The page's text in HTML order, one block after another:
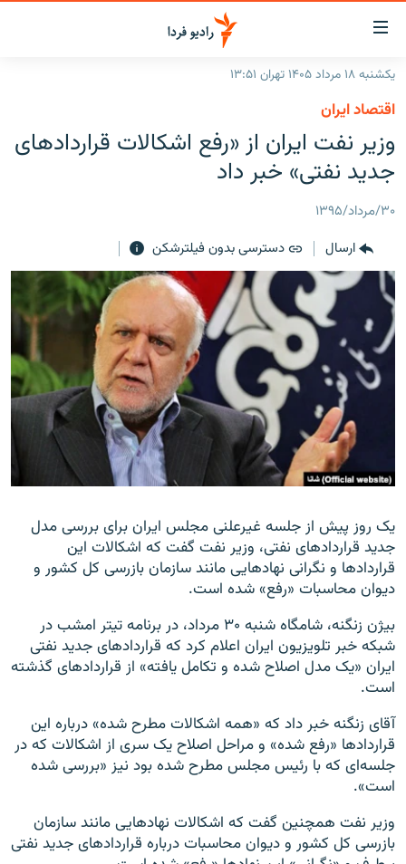
لینک‌های
قابلیت
دسترسی
بازگشت
منوی
اصلی
رفتن
صفحه
جستجو
جهان
برنامه‌های رادیویی
فرکانس‌ها
پادکست
چندرسانه‌ای
گزارش‌های تصویری
گزارش‌های ویدئویی
زنان فردا
English
به ما بپیوندید
یکشنبه ۱۸ مرداد ۱۴۰۵ تهران ۱۳:۵۱
اقتصاد ایران
وزیر نفت ایران از «رفع اشکالات قراردادهای
جدید نفتی» خبر داد
۳۰/مرداد/۱۳۹۵
ارسال
دسترسی بدون فیلترشکن
یک روز پیش از جلسه غیرعلنی مجلس ایران برای بررسی مدل
جدید قراردادهای نفتی، وزیر نفت گفت که اشکالات این
قراردادها و نگرانی نهادهایی مانند سازمان بازرسی کل کشور و
دیوان محاسبات «رفع» شده است.
بیژن زنگنه، شامگاه شنبه ۳۰ مرداد، در برنامه تیتر امشب در
شبکه خبر تلویزیون ایران اعلام کرد که قراردادهای جدید نفتی
ایران «یک مدل اصلاح شده و تکامل یافته» از قراردادهای گذشته
است.
آقای زنگنه خبر داد که «همه اشکالات مطرح شده» درباره این
قراردادها «رفع شده» و مراحل اصلاح یک سری از اشکالات که در
جلسه‌ای که با رئیس مجلس مطرح شده بود نیز «بررسی شده
است».
وزیر نفت همچنین گفت که اشکالات نهادهایی مانند سازمان
بازرسی کل کشور و دیوان محاسبات درباره قراردادهای جدید نفتی